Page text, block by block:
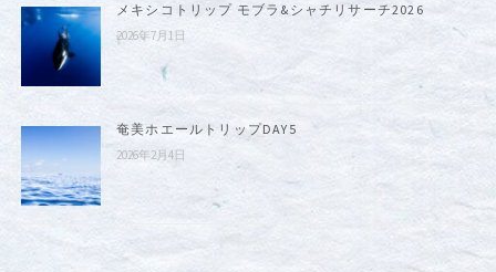
メキシコトリップ モブラ&シャチリサーチ2026
2026年7月1日
奄美ホエールトリップDAY5
2026年2月4日